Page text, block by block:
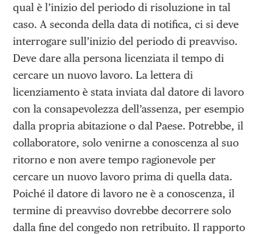
qual è l’inizio del periodo di risoluzione in tal
caso. A seconda della data di notifica, ci si deve
interrogare sull’inizio del periodo di preavviso.
Deve dare alla persona licenziata il tempo di
cercare un nuovo lavoro. La lettera di
licenziamento è stata inviata dal datore di lavoro
con la consapevolezza dell’assenza, per esempio
dalla propria abitazione o dal Paese. Potrebbe, il
collaboratore, solo venirne a conoscenza al suo
ritorno e non avere tempo ragionevole per
cercare un nuovo lavoro prima di quella data.
Poiché il datore di lavoro ne è a conoscenza, il
termine di preavviso dovrebbe decorrere solo
dalla fine del congedo non retribuito. Il rapporto